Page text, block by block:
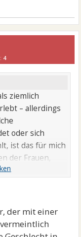
4
ziemlich
– allerdings
oder sich
ist das für mich
der Frauen,
Das ist genau
auslöst,
der mit einer